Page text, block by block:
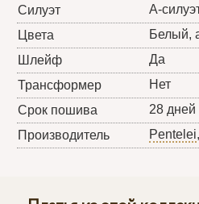
Силуэт
А-
Цвета
Белый,
Шлейф
Да
Трансформер
Нет
Срок пошива
28 дней
Производитель
Pentelei